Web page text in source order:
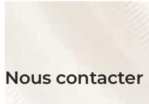
Nous contacter